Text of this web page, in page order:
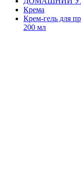
Крема
Крем-гель для
200 мл